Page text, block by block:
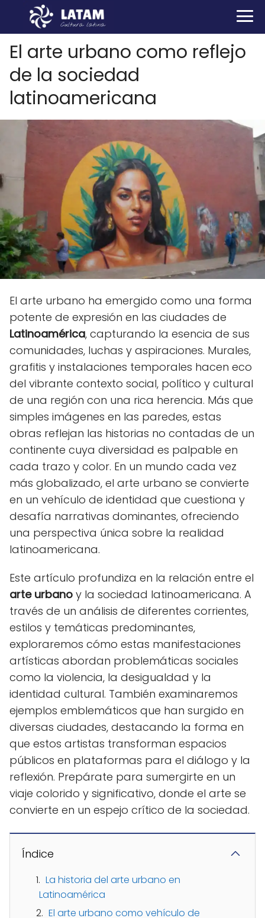
El arte urbano como reflejo
de la sociedad
latinoamericana
El arte urbano ha emergido como una forma
potente de expresión en las ciudades de
Latinoamérica, capturando la esencia de sus
comunidades, luchas y aspiraciones. Murales,
grafitis y instalaciones temporales hacen eco
del vibrante contexto social, político y cultural
de una región con una rica herencia. Más que
simples imágenes en las paredes, estas
obras reflejan las historias no contadas de un
continente cuya diversidad es palpable en
cada trazo y color. En un mundo cada vez
más globalizado, el arte urbano se convierte
en un vehículo de identidad que cuestiona y
desafía narrativas dominantes, ofreciendo
una perspectiva única sobre la realidad
latinoamericana.
Este artículo profundiza en la relación entre el
arte urbano y la sociedad latinoamericana. A
través de un análisis de diferentes corrientes,
estilos y temáticas predominantes,
exploraremos cómo estas manifestaciones
artísticas abordan problemáticas sociales
como la violencia, la desigualdad y la
identidad cultural. También examinaremos
ejemplos emblemáticos que han surgido en
diversas ciudades, destacando la forma en
que estos artistas transforman espacios
públicos en plataformas para el diálogo y la
reflexión. Prepárate para sumergirte en un
viaje colorido y significativo, donde el arte se
convierte en un espejo crítico de la sociedad.
Índice
La historia del arte urbano en
Latinoamérica
El arte urbano como vehículo de